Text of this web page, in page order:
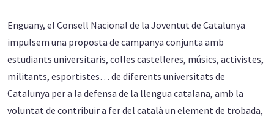
Enguany, el Consell Nacional de la Joventut de Catalunya
impulsem una proposta de campanya conjunta amb
estudiants universitaris, colles castelleres, músics, activistes,
militants, esportistes… de diferents universitats de
Catalunya per a la defensa de la llengua catalana, amb la
voluntat de contribuir a fer del català un element de trobada,